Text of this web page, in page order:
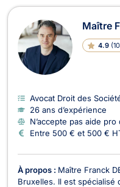
Maître
4.9 (
Avocat Droit des
26 ans d’expérience
N’accepte pas aide pro
Entre 500 € et 500 €
À propos : Maître Franck
Bruxelles. Il est spécialisé